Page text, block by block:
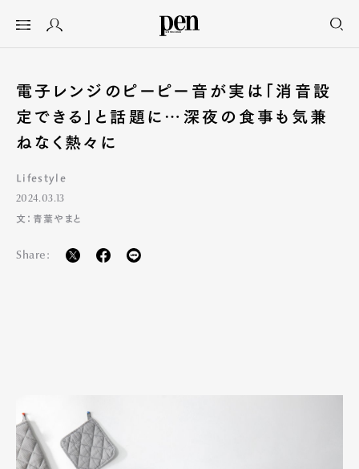
電子レンジのピーピー音が実は「消音設
定できる」と話題に…深夜の食事も気兼
ねなく熱々に
Lifestyle
2024.03.13
文：青葉やまと
Share: